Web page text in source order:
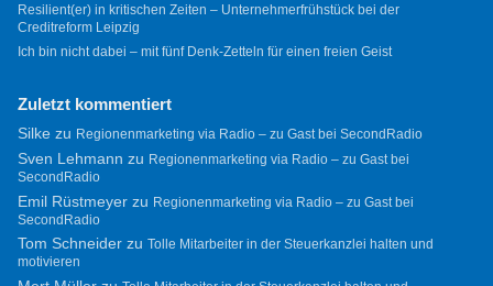
Resilient(er) in kritischen Zeiten – Unternehmerfrühstück bei der
Creditreform Leipzig
Ich bin nicht dabei – mit fünf Denk-Zetteln für einen freien Geist
Zuletzt kommentiert
Silkezu Regionenmarketing via Radio – zu Gast bei SecondRadio
Sven Lehmann zu Regionenmarketing via Radio – zu Gast bei
SecondRadio
Emil Rüstmeyerzu Regionenmarketing via Radio – zu Gast bei
SecondRadio
Tom Schneiderzu Tolle Mitarbeiter in der Steuerkanzlei halten und
motivieren